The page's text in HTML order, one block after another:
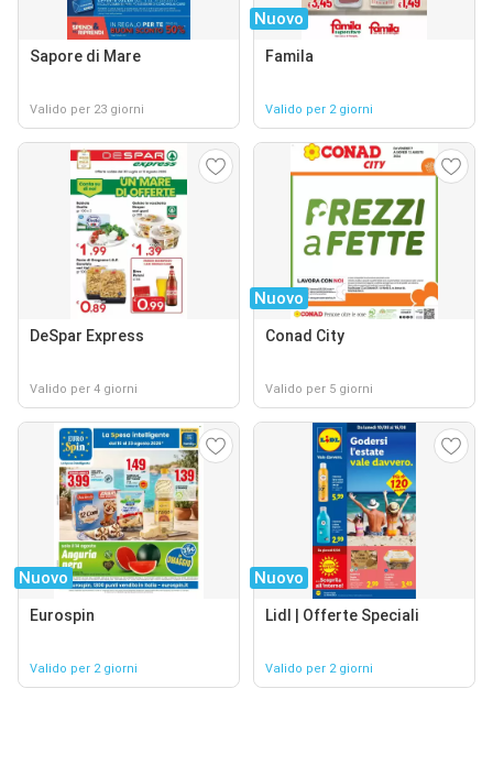
Sapore di Mare
Valido per 23 giorni
Nuovo
Famila
Valido per 2 giorni
DeSpar Express
Valido per 4 giorni
Nuovo
Conad City
Valido per 5 giorni
Nuovo
Eurospin
Valido per 2 giorni
Nuovo
Lidl | Offerte Speciali
Valido per 2 giorni